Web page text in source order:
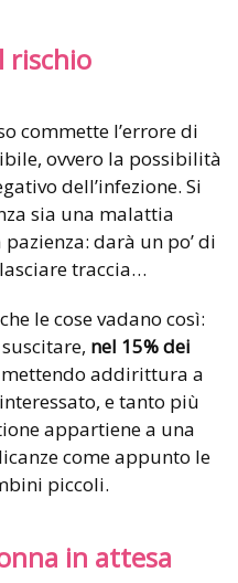
rischio
commette l’errore di
ovvero la possibilità
dell’infezione. Si
sia una malattia
darà un po’ di
traccia…
le cose vadano così:
nel 15% dei
mettendo addirittura a
e tanto più
appartiene a una
come appunto le
piccoli.
in attesa